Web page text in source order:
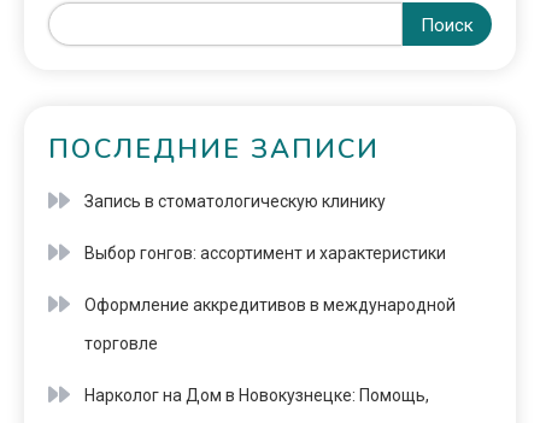
Поиск
ПОСЛЕДНИЕ ЗАПИСИ
Запись в стоматологическую клинику
Выбор гонгов: ассортимент и характеристики
Оформление аккредитивов в международной
торговле
Нарколог на Дом в Новокузнецке: Помощь,